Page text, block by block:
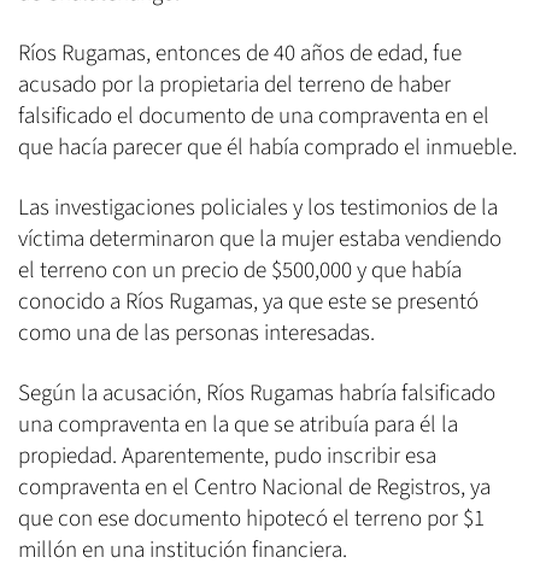
Ríos Rugamas, entonces de 40 años de edad, fue
acusado por la propietaria del terreno de haber
falsificado el documento de una compraventa en el
que hacía parecer que él había comprado el inmueble.
Las investigaciones policiales y los testimonios de la
víctima determinaron que la mujer estaba vendiendo
el terreno con un precio de $500,000 y que había
conocido a Ríos Rugamas, ya que este se presentó
como una de las personas interesadas.
Según la acusación, Ríos Rugamas habría falsificado
una compraventa en la que se atribuía para él la
propiedad. Aparentemente, pudo inscribir esa
compraventa en el Centro Nacional de Registros, ya
que con ese documento hipotecó el terreno por $1
millón en una institución financiera.